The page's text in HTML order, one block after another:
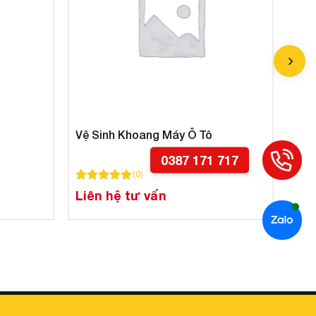
Vệ Sinh Khoang Máy Ô Tô
100trên 5 dựa trên
100
(0)
Liên hệ tư vấn